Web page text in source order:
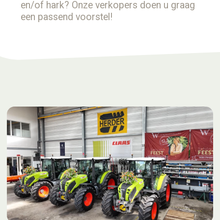
en/of hark? Onze verkopers doen u graag
een passend voorstel!